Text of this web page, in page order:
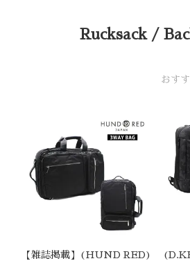
Rucksack /
おす
【雑誌掲載】(HUND RED)